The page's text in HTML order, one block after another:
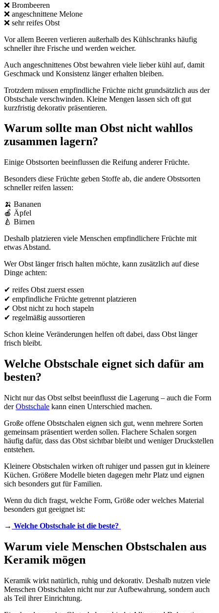
❌ Brombeeren
❌ angeschnittene Melone
❌ sehr reifes Obst
Vor allem Beeren verlieren außerhalb des Kühlschranks häufig
schneller ihre Frische und werden weicher.
Auch angeschnittenes Obst bewahren viele lieber kühl auf, damit
Geschmack und Konsistenz länger erhalten bleiben.
Trotzdem müssen empfindliche Früchte nicht grundsätzlich aus der
Obstschale verschwinden. Kleine Mengen lassen sich oft gut
kurzfristig dekorativ präsentieren.
Warum sollte man Obst nicht wahllos
zusammen lagern?
Einige Obstsorten beeinflussen die Reifung anderer Früchte.
Besonders diese Früchte geben Stoffe ab, die andere Obstsorten
schneller reifen lassen:
🍌 Bananen
🍎 Äpfel
🍐 Birnen
Deshalb platzieren viele Menschen empfindlichere Früchte mit
etwas Abstand.
Wer Obst länger frisch halten möchte, kann zusätzlich auf diese
Dinge achten:
✔ reifes Obst zuerst essen
✔ empfindliche Früchte getrennt platzieren
✔ Obst nicht zu hoch stapeln
✔ regelmäßig aussortieren
Schon kleine Veränderungen helfen oft dabei, dass Obst länger
frisch bleibt.
Welche Obstschale eignet sich dafür am
besten?
Nicht nur das Obst selbst beeinflusst die Lagerung – auch die Form
derObstschale kann einen Unterschied machen.
Große offene Obstschalen eignen sich gut, wenn mehrere Sorten
gemeinsam präsentiert werden sollen. Flachere Schalen sorgen
häufig dafür, dass das Obst sichtbar bleibt und weniger Druckstellen
entstehen.
Kleinere Obstschalen wirken oft ruhiger und passen gut in kleinere
Küchen. Größere Modelle bieten dagegen mehr Platz und eignen
sich besonders gut für Familien.
Wenn du dich fragst, welche Form, Größe oder welches Material
besonders gut geeignet ist:
→ Welche Obstschale ist die beste?
Warum viele Menschen Obstschalen aus
Keramik mögen
Keramik wirkt natürlich, ruhig und dekorativ. Deshalb nutzen viele
Menschen Obstschalen nicht nur zur Aufbewahrung, sondern auch
als Teil ihrer Einrichtung.